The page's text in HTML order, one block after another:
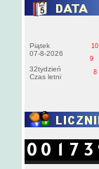
Piątek
07-8-2026
32tydzień
Czas letni
8
9
10